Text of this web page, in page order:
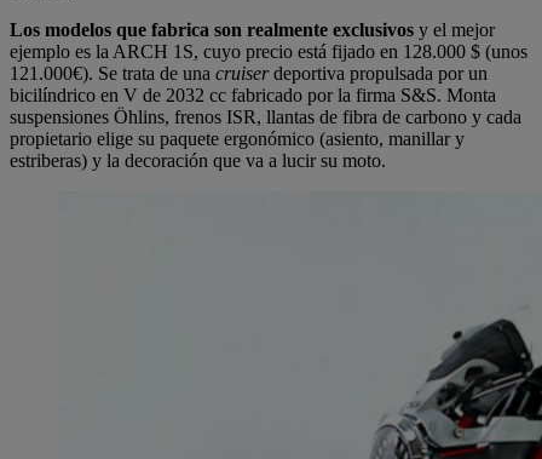
Los modelos que fabrica son realmente exclusivos y el mejor
ejemplo es la ARCH 1S, cuyo precio está fijado en 128.000 $ (unos
121.000€). Se trata de una cruiserdeportiva propulsada por un
bicilíndrico en V de 2032 cc fabricado por la firma S&S. Monta
suspensiones Öhlins, frenos ISR, llantas de fibra de carbono y cada
propietario elige su paquete ergonómico (asiento, manillar y
estriberas) y la decoración que va a lucir su moto.